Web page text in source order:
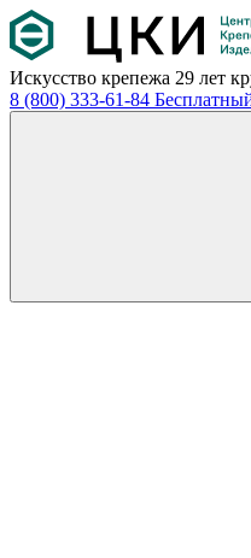
Искусство крепежа 29 лет
8 (800) 333-61-84